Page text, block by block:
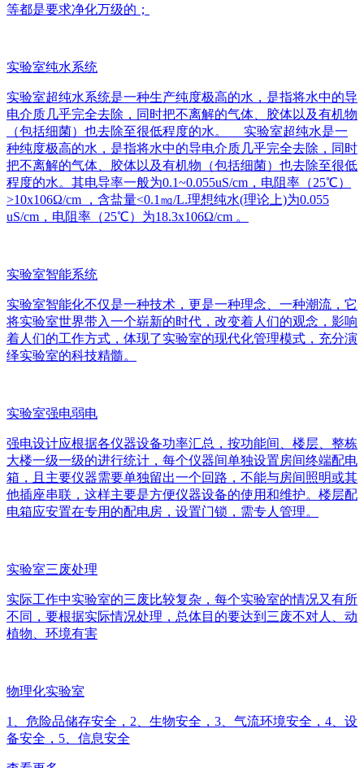
等都是要求净化万级的；
实验室纯水系统
实验室超纯水系统是一种生产纯度极高的水，是指将水中的导
电介质几乎完全去除，同时把不离解的气体、胶体以及有机物
（包括细菌）也去除至很低程度的水。 实验室超纯水是一
种纯度极高的水，是指将水中的导电介质几乎完全去除，同时
把不离解的气体、胶体以及有机物（包括细菌）也去除至很低
程度的水。其电导率一般为0.1~0.055uS/cm，电阻率（25℃）
>10x106Ω/cm ，含盐量<0.1㎎/L.理想纯水(理论上)为0.055
uS/cm，电阻率（25℃）为18.3x106Ω/cm 。
实验室智能系统
实验室智能化不仅是一种技术，更是一种理念、一种潮流，它
将实验室世界带入一个崭新的时代，改变着人们的观念，影响
着人们的工作方式，体现了实验室的现代化管理模式，充分演
绎实验室的科技精髓。
实验室强电弱电
强电设计应根据各仪器设备功率汇总，按功能间、楼层、整栋
大楼一级一级的进行统计，每个仪器间单独设置房间终端配电
箱，且主要仪器需要单独留出一个回路，不能与房间照明或其
他插座串联，这样主要是方便仪器设备的使用和维护。楼层配
电箱应安置在专用的配电房，设置门锁，需专人管理。
实验室三废处理
实际工作中实验室的三废比较复杂，每个实验室的情况又有所
不同，要根据实际情况处理，总体目的要达到三废不对人、动
植物、环境有害
物理化实验室
1、危险品储存安全，2、生物安全，3、气流环境安全，4、设
备安全，5、信息安全